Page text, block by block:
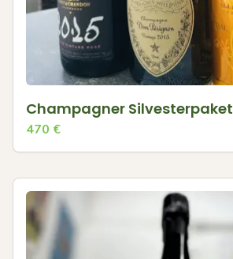
Champagner Silvesterpaket
470 €